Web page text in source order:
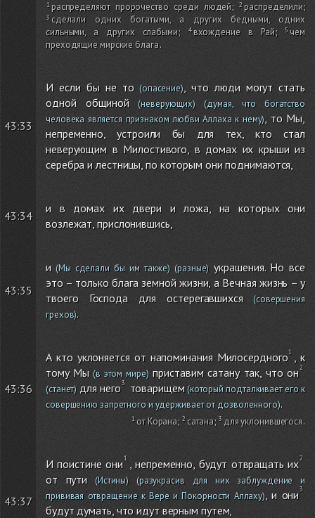
распределяют пророчество среди людей; распределили;
сделали одних богатыми, а других бедными, одних
сильными, а других слабыми; вхождение в Рай;
чем
преходящие мирские блага.
43:33
И если бы не то(опасение), что люди могут стать
одной общиной (неверующих) (думая, что богатство
человека является признаком любви Аллаха к нему), то Мы,
непременно, устроили бы для тех, кто стал
неверующим в Милостивого, в домах их крыши из
серебра и лестницы, по которым они поднимаются,
43:34
и в домах их двери и ложа, на которых они
возлежат, прислонившись,
43:35
и(Мы сделали бы им также) (разные) украшения. Но все
это – только блага земной жизни, а Вечная жизнь – у
твоего Господа для остерегавшихся(совершения
грехов).
43:36
А кто уклоняется от напоминания Милосердного , к
тому Мы (в этом мире)приставим сатану так, что он
(станет) для него товарищем(который подталкивает его к
совершению запретного и удерживает от дозволенного).
от Корана; сатана; для уклонившегося.
43:37
И поистине они
, непременно, будут отвращать их
от пути (Истины) (разукрасив для них заблуждение и
прививая отвращение к Вере и Покорности Аллаху) , и они
будут думать, что идут верным путем,